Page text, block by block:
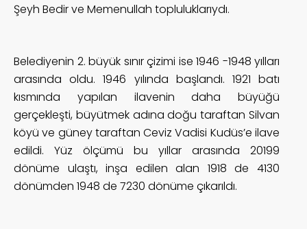
Şeyh Bedir ve Memenullah topluluklarıydı.
Belediyenin 2. büyük sınır çizimi ise 1946 -1948 yılları
arasında oldu. 1946 yılında başlandı. 1921 batı
kısmında yapılan ilavenin daha büyüğü
gerçekleşti, büyütmek adına doğu taraftan Silvan
köyü ve güney taraftan Ceviz Vadisi Kudüs’e ilave
edildi. Yüz ölçümü bu yıllar arasında 20199
dönüme ulaştı, inşa edilen alan 1918 de 4130
dönümden 1948 de 7230 dönüme çıkarıldı.